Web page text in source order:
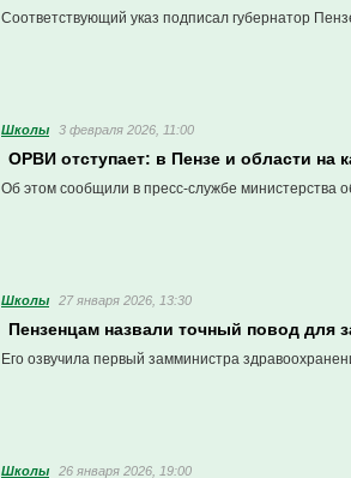
Соответствующий указ подписал губернатор
Школы 3 февраля 2026, 11:00
ОРВИ отступает: в Пензе и области на
Об этом сообщили в пресс-службе министерства
Школы 27 января 2026, 13:30
Пензенцам назвали точный повод для
Его озвучила первый замминистра
Школы 26 января 2026, 19:00